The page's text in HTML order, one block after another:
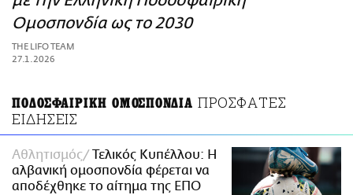
ΑΜΠΑ
PRINT
Ομοσπονδία ως το 2030
THE LIFO TEAM
27.1.2026
ΠΟΔΟΣΦΑΙΡΙΚΗ ΟΜΟΣΠΟΝΔΙΑ ΠΡΟΣΦΑΤΕΣ
ΕΙΔΗΣΕΙΣ
Αθλητισμός
Τελικός Κυπέλλου: Η
αλβανική ομοσπονδία φέρεται να
αποδέχθηκε το αίτημα της ΕΠΟ